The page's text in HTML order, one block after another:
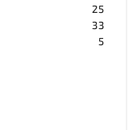
25
33
5